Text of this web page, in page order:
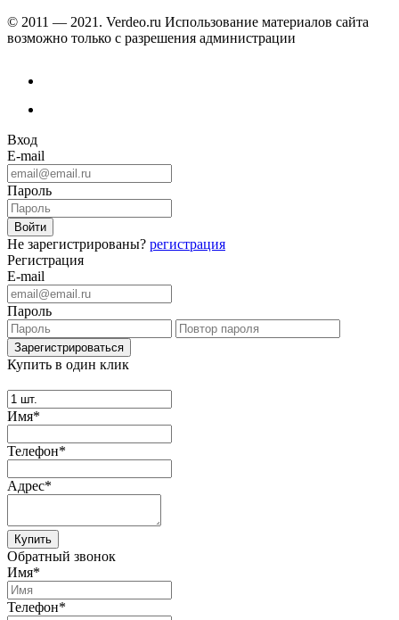
© 2011 — 2021. Verdeo.ru Использование материалов сайта
возможно только с разрешения администрации
Вход
E-mail
Пароль
Не зарегистрированы? регистрация
Регистрация
E-mail
Пароль
Купить в один клик
Имя*
Телефон*
Адрес*
Купить
Обратный звонок
Имя*
Телефон*